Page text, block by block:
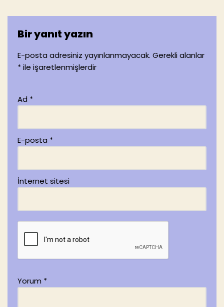
Bir yanıt yazın
E-posta adresiniz yayınlanmayacak. Gerekli alanlar
*ile işaretlenmişlerdir
Ad *
E-posta *
İnternet sitesi
Yorum *